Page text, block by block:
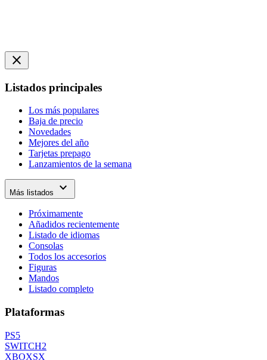
close
Listados principales
Los más populares
Baja de precio
Novedades
Mejores del año
Tarjetas prepago
Lanzamientos de la semana
Más listados expand_more
Próximamente
Añadidos recientemente
Listado de idiomas
Consolas
Todos los accesorios
Figuras
Mandos
Listado completo
Plataformas
PS5
SWITCH2
XBOXSX